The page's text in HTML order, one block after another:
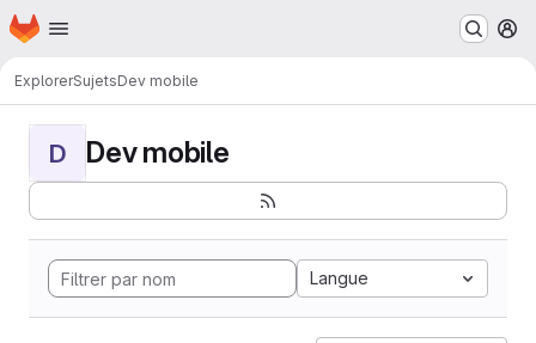
Passer au contenu principal
Page d'accueil
ExplorerSujetsDev mobile
D Dev mobile
Langue